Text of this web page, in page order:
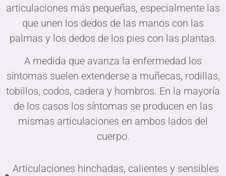
articulaciones más pequeñas, especialmente las
que unen los dedos de las manos con las
palmas y los dedos de los pies con las plantas.
A medida que avanza la enfermedad los
síntomas suelen extenderse a muñecas, rodillas,
tobillos, codos, cadera y hombros. En la mayoría
de los casos los síntomas se producen en las
mismas articulaciones en ambos lados del
cuerpo.
Articulaciones hinchadas, calientes y sensibles